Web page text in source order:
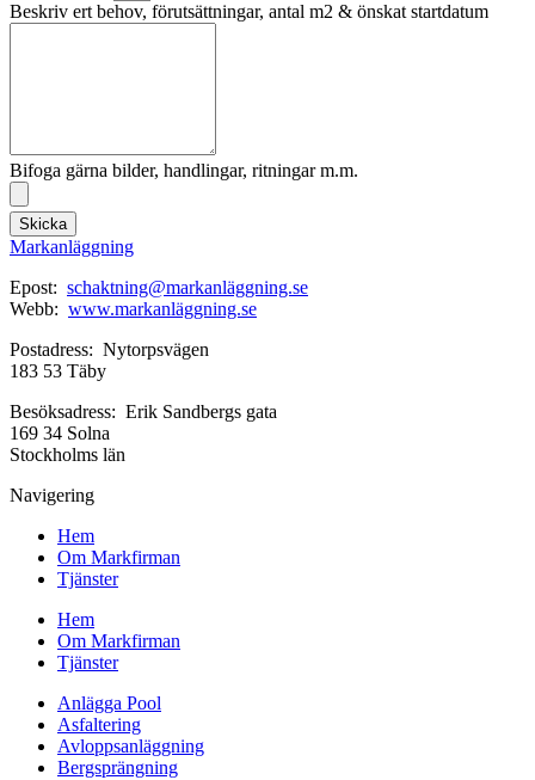
Beskriv ert behov, förutsättningar, antal m2 & önskat startdatum
Bifoga gärna bilder, handlingar, ritningar m.m.
Skicka
Markanläggning
Epost: schaktning@markanläggning.se
Webb: www.markanläggning.se
Postadress: Nytorpsvägen
183 53 Täby
Besöksadress: Erik Sandbergs gata
169 34 Solna
Stockholms län
Navigering
Hem
Om Markfirman
Tjänster
Hem
Om Markfirman
Tjänster
Anlägga Pool
Asfaltering
Avloppsanläggning
Bergsprängning